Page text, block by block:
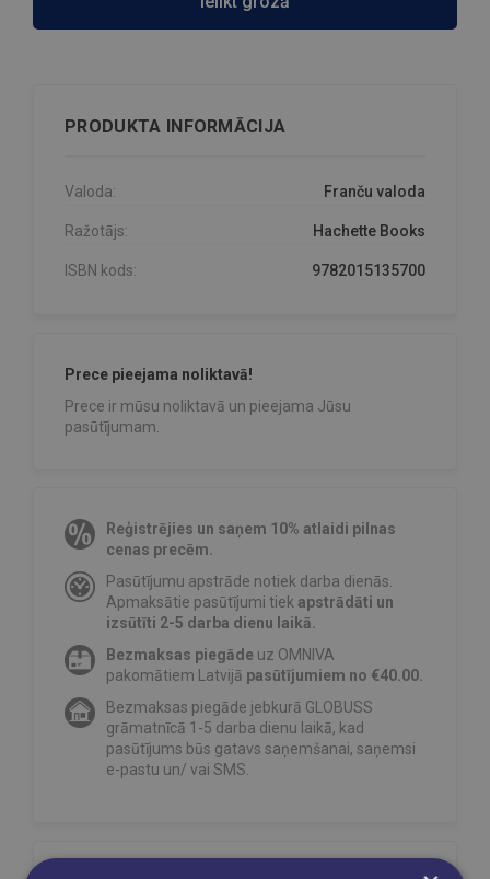
PRODUKTA INFORMĀCIJA
Valoda: Franču valoda
Ražotājs: Hachette Books
ISBN kods: 9782015135700
Prece pieejama noliktavā!
Prece ir mūsu noliktavā un pieejama Jūsu
pasūtījumam.
Reģistrējies un saņem 10% atlaidi pilnas
cenas precēm.
Pasūtījumu apstrāde notiek darba dienās.
Apmaksātie pasūtījumi tiek apstrādāti un
izsūtīti 2-5 darba dienu laikā.
Bezmaksas piegāde uz OMNIVA
pakomātiem Latvijā pasūtījumiem no €40.00.
Bezmaksas piegāde jebkurā GLOBUSS
grāmatnīcā 1-5 darba dienu laikā, kad
pasūtījums būs gatavs saņemšanai, saņemsi
e-pastu un/ vai SMS.